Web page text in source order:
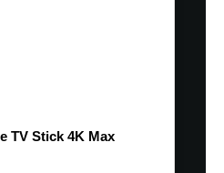
TV Stick 4K Max